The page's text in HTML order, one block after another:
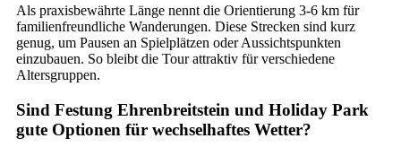
Als praxisbewährte Länge nennt die Orientierung 3-6 km für
familienfreundliche Wanderungen. Diese Strecken sind kurz
genug, um Pausen an Spielplätzen oder Aussichtspunkten
einzubauen. So bleibt die Tour attraktiv für verschiedene
Altersgruppen.
Sind Festung Ehrenbreitstein und Holiday Park
gute Optionen für wechselhaftes Wetter?